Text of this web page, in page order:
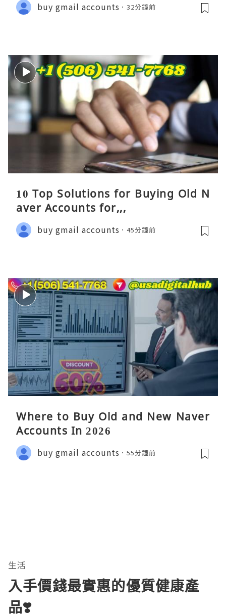
buy gmail accounts 32分鐘前
10 Top Solutions for Buying Old N
aver Accounts for,,,
buy gmail accounts 45分鐘前
Where to Buy Old and New Naver
Accounts In 2026
buy gmail accounts 55分鐘前
生活
入手價錢最實惠的優質健康產
品❣️